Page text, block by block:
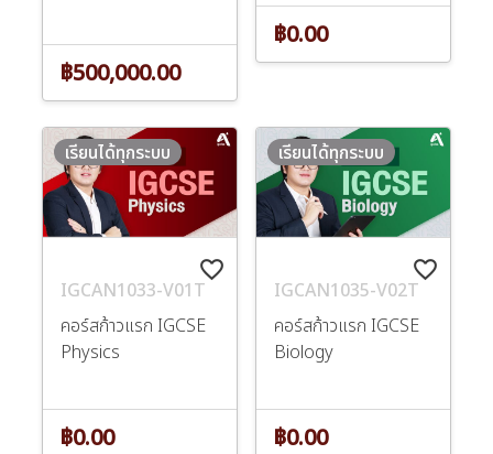
฿500,000.00
฿0.00
favorite_border
IGCAN1033-V01T
คอร์สก้าวแรก IGCSE
Physics
เรียนได้ทุกระบบ
฿0.00
favorite_border
IGCAN1035-V02T
คอร์สก้าวแรก IGCSE
Biology
เรียนได้ทุกระบบ
฿0.00